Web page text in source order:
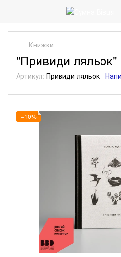
Книжки
"Привиди
Артикул: Привиди ляльок
−10%